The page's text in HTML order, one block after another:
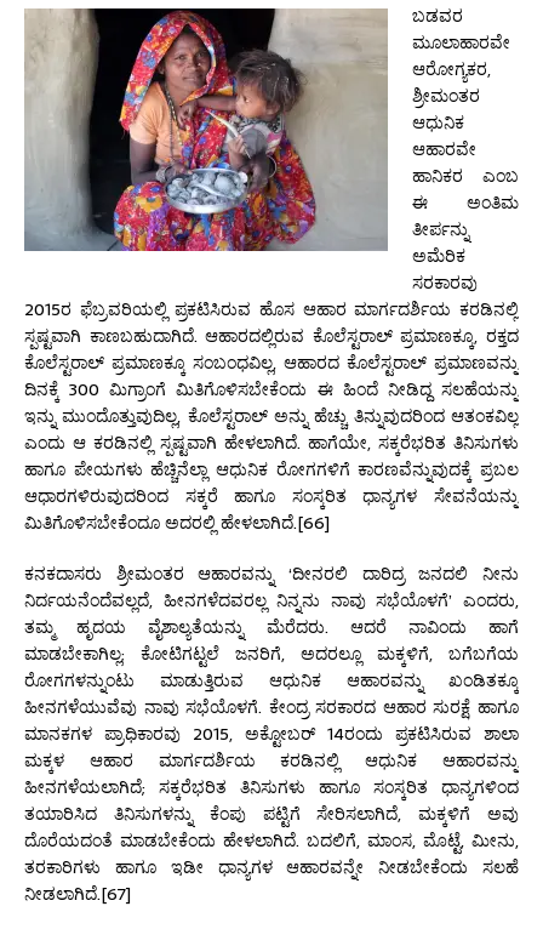
ಬಡವರ
ಮೂಲಾಹಾರವೇ
ಆರೋಗ್ಯಕರ,
ಶ್ರೀಮಂತರ
ಆಧುನಿಕ
ಆಹಾರವೇ
ಹಾನಿಕರ ಎಂಬ
ಈ ಅಂತಿಮ
ತೀರ್ಪನ್ನು
ಅಮೆರಿಕ
ಸರಕಾರವು
2015ರ ಫೆಬ್ರವರಿಯಲ್ಲಿ ಪ್ರಕಟಿಸಿರುವ ಹೊಸ ಆಹಾರ ಮಾರ್ಗದರ್ಶಿಯ ಕರಡಿನಲ್ಲಿ
ಸ್ಪಷ್ಟವಾಗಿ ಕಾಣಬಹುದಾಗಿದೆ. ಆಹಾರದಲ್ಲಿರುವ ಕೊಲೆಸ್ಟರಾಲ್ ಪ್ರಮಾಣಕ್ಕೂ, ರಕ್ತದ
ಕೊಲೆಸ್ಟರಾಲ್ ಪ್ರಮಾಣಕ್ಕೂ ಸಂಬಂಧವಿಲ್ಲ, ಆಹಾರದ ಕೊಲೆಸ್ಟರಾಲ್ ಪ್ರಮಾಣವನ್ನು
ದಿನಕ್ಕೆ 300 ಮಿಗ್ರಾಂಗೆ ಮಿತಿಗೊಳಿಸಬೇಕೆಂದು ಈ ಹಿಂದೆ ನೀಡಿದ್ದ ಸಲಹೆಯನ್ನು
ಇನ್ನು ಮುಂದೊತ್ತುವುದಿಲ್ಲ, ಕೊಲೆಸ್ಟರಾಲ್ ಅನ್ನು ಹೆಚ್ಚು ತಿನ್ನುವುದರಿಂದ ಆತಂಕವಿಲ್ಲ
ಎಂದು ಆ ಕರಡಿನಲ್ಲಿ ಸ್ಪಷ್ಟವಾಗಿ ಹೇಳಲಾಗಿದೆ. ಹಾಗೆಯೇ, ಸಕ್ಕರೆಭರಿತ ತಿನಿಸುಗಳು
ಹಾಗೂ ಪೇಯಗಳು ಹೆಚ್ಚಿನೆಲ್ಲಾ ಆಧುನಿಕ ರೋಗಗಳಿಗೆ ಕಾರಣವೆನ್ನುವುದಕ್ಕೆ ಪ್ರಬಲ
ಆಧಾರಗಳಿರುವುದರಿಂದ ಸಕ್ಕರೆ ಹಾಗೂ ಸಂಸ್ಕರಿತ ಧಾನ್ಯಗಳ ಸೇವನೆಯನ್ನು
ಮಿತಿಗೊಳಿಸಬೇಕೆಂದೂ ಅದರಲ್ಲಿ ಹೇಳಲಾಗಿದೆ.[66]
ಕನಕದಾಸರು ಶ್ರೀಮಂತರ ಆಹಾರವನ್ನು ‘ದೀನರಲಿ ದಾರಿದ್ರ ಜನದಲಿ ನೀನು
ನಿರ್ದಯನೆಂದೆವಲ್ಲದೆ, ಹೀನಗಳೆದವರಲ್ಲ ನಿನ್ನನು ನಾವು ಸಭೆಯೊಳಗೆ’ ಎಂದರು,
ತಮ್ಮ ಹೃದಯ ವೈಶಾಲ್ಯತೆಯನ್ನು ಮೆರೆದರು. ಆದರೆ ನಾವಿಂದು ಹಾಗೆ
ಮಾಡಬೇಕಾಗಿಲ್ಲ; ಕೋಟಿಗಟ್ಟಲೆ ಜನರಿಗೆ, ಅದರಲ್ಲೂ ಮಕ್ಕಳಿಗೆ, ಬಗೆಬಗೆಯ
ರೋಗಗಳನ್ನುಂಟು ಮಾಡುತ್ತಿರುವ ಆಧುನಿಕ ಆಹಾರವನ್ನು ಖಂಡಿತಕ್ಕೂ
ಹೀನಗಳೆಯುವೆವು ನಾವು ಸಭೆಯೊಳಗೆ. ಕೇಂದ್ರ ಸರಕಾರದ ಆಹಾರ ಸುರಕ್ಷೆ ಹಾಗೂ
ಮಾನಕಗಳ ಪ್ರಾಧಿಕಾರವು 2015, ಅಕ್ಟೋಬರ್ 14ರಂದು ಪ್ರಕಟಿಸಿರುವ ಶಾಲಾ
ಮಕ್ಕಳ ಆಹಾರ ಮಾರ್ಗದರ್ಶಿಯ ಕರಡಿನಲ್ಲಿ ಆಧುನಿಕ ಆಹಾರವನ್ನು
ಹೀನಗಳೆಯಲಾಗಿದೆ; ಸಕ್ಕರೆಭರಿತ ತಿನಿಸುಗಳು ಹಾಗೂ ಸಂಸ್ಕರಿತ ಧಾನ್ಯಗಳಿಂದ
ತಯಾರಿಸಿದ ತಿನಿಸುಗಳನ್ನು ಕೆಂಪು ಪಟ್ಟಿಗೆ ಸೇರಿಸಲಾಗಿದೆ, ಮಕ್ಕಳಿಗೆ ಅವು
ದೊರೆಯದಂತೆ ಮಾಡಬೇಕೆಂದು ಹೇಳಲಾಗಿದೆ. ಬದಲಿಗೆ, ಮಾಂಸ, ಮೊಟ್ಟೆ, ಮೀನು,
ತರಕಾರಿಗಳು ಹಾಗೂ ಇಡೀ ಧಾನ್ಯಗಳ ಆಹಾರವನ್ನೇ ನೀಡಬೇಕೆಂದು ಸಲಹೆ
ನೀಡಲಾಗಿದೆ.[67]